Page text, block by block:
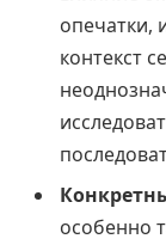
опечатки,
контекст
особенно